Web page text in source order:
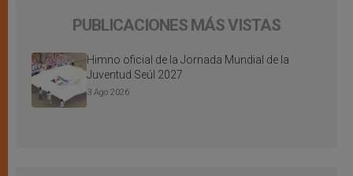
PUBLICACIONES MÁS VISTAS
Himno oficial de la Jornada Mundial de la
Juventud Seúl 2027
3 Ago 2026